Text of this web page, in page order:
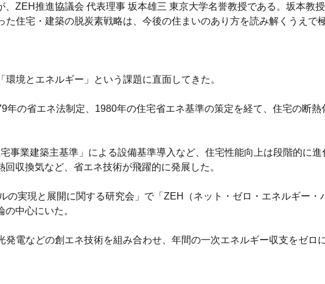
ZEH推進協議会 代表理事 坂本雄三 東京大学名誉教授である。坂本教
住宅・建築の脱炭素戦略は、今後の住まいのあり方を読み解くうえで
境とエネルギー」という課題に直面してきた。
年の省エネ法制定、1980年の住宅省エネ基準の策定を経て、住宅の断熱
事業建築主基準」による設備基準導入など、住宅性能向上は段階的に
収換気など、省エネ技術が飛躍的に発展した。
実現と展開に関する研究会」で「ZEH（ネット・ゼロ・エネルギー・
中心にいた。
電などの創エネ技術を組み合わせ、年間の一次エネルギー収支をゼロ